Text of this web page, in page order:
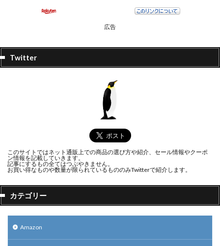
広告
Twitter
このサイトではネット通販上での商品の選び方や紹介、セール情報やクーポ
ン情報を記載していきます。
記事にするもの全てはつぶやきません。
お買い得なものや数量が限られているもののみTwitterで紹介します。
カテゴリー
Amazon